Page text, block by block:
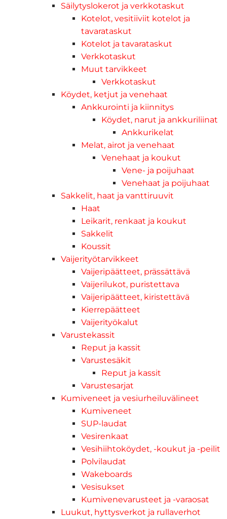
Säilytyslokerot ja verkkotaskut
Kotelot, vesitiiviit kotelot ja
tavarataskut
Kotelot ja tavarataskut
Verkkotaskut
Muut tarvikkeet
Verkkotaskut
Köydet, ketjut ja venehaat
Ankkurointi ja kiinnitys
Köydet, narut ja ankkuriliinat
Ankkurikelat
Melat, airot ja venehaat
Venehaat ja koukut
Vene- ja poijuhaat
Venehaat ja poijuhaat
Sakkelit, haat ja vanttiruuvit
Haat
Leikarit, renkaat ja koukut
Sakkelit
Koussit
Vaijerityötarvikkeet
Vaijeripäätteet, prässättävä
Vaijerilukot, puristettava
Vaijeripäätteet, kiristettävä
Kierrepäätteet
Vaijerityökalut
Varustekassit
Reput ja kassit
Varustesäkit
Reput ja kassit
Varustesarjat
Kumiveneet ja vesiurheiluvälineet
Kumiveneet
SUP-laudat
Vesirenkaat
Vesihiihtoköydet, -koukut ja -peilit
Polvilaudat
Wakeboards
Vesisukset
Kumivenevarusteet ja -varaosat
Luukut, hyttysverkot ja rullaverhot